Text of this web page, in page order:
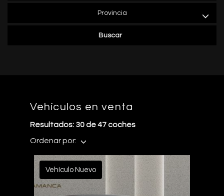
Provincia
Buscar
Vehículos en venta
Resultados: 30 de 47 coches
Ordenar por:
Vehículo Nuevo